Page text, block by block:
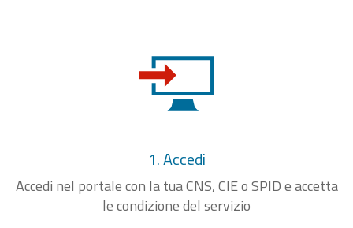
1. Accedi
Accedi nel portale con la tua CNS, CIE o SPID e accetta
le condizione del servizio